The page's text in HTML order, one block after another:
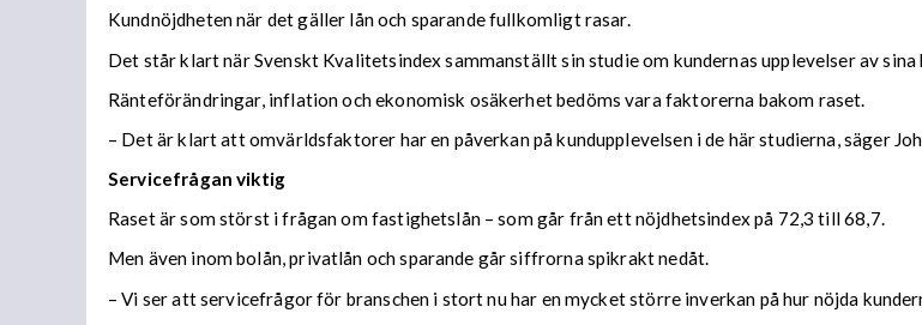
Kundnöjdheten när det gäller lån och sparande fullkomligt rasar.
Det står klart när Svenskt Kvalitetsindex sammanställt sin studie om kundernas upplevelser av sina
Ränteförändringar, inflation och ekonomisk osäkerhet bedöms vara faktorerna bakom raset.
– Det är klart att omvärldsfaktorer har en påverkan på kundupplevelsen i de här studierna, säger
Servicefrågan viktig
Raset är som störst i frågan om fastighetslån – som går från ett nöjdhetsindex på 72,3 till 68,7.
Men även inom bolån, privatlån och sparande går siffrorna spikrakt nedåt.
– Vi ser att servicefrågor för branschen i stort nu har en mycket större inverkan på hur nöjda